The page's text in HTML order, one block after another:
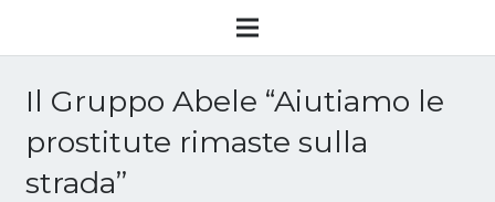
Il Gruppo Abele “Aiutiamo le
prostitute rimaste sulla
strada”